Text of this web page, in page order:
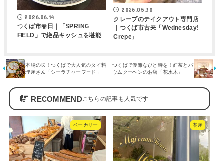
2026.06.14
つくば市春日｜「SPRING
FIELD」で絶品キッシュを堪能
2026.05.30
クレープのテイクアウト専門店
｜つくば市古来「Wednesday!
Crepe」
本場の味！つくばで大人気のタイ料
理屋さん「シーラチャーフード」
つくばで優雅なひと時を！紅茶とバ
ウムクーヘンのお店「花水木」
RECOMMEND
ベーカリー 花屋